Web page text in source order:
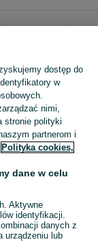
Sukienki letnie
Sukienki
Szeroki wybór sukienek letnich damskich Wadowice ▶️ Różne materiały, kolory i rozmiary ✅ Nowe i używane w dobrych cenach ✌ Sprawdź oferty na OLX.pl! Zobacz
dostęp do
w
nimi,
stronie polityki
partnerom i
Polityka cookies,
dane w celu
Aktywne
identyfikacji.
danych z
urządzeniu lub